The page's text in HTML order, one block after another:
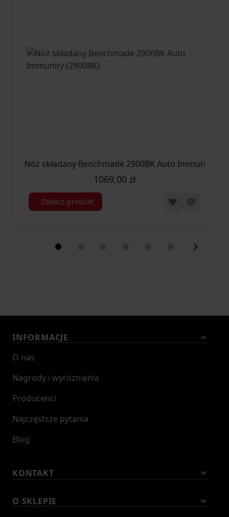
Nóż składany Benchmade 2900BK Auto Immunity
1069,00 zł
Zobacz produkt
INFORMACJE
O nas
Nagrody i wyróżnienia
Producenci
Najczęstsze pytania
Blog
KONTAKT
O SKLEPIE